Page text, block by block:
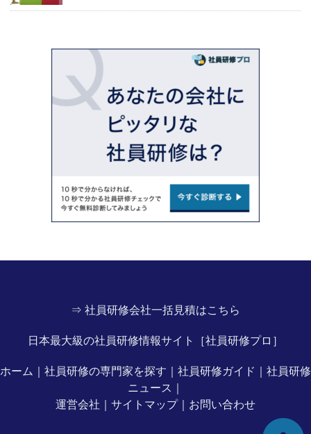
⇒ 社員研修会社一括見積はこちら
日本最大級の社員研修情報サイト［社員研修プロ］
ホーム 社員研修の専門家を探す 社員研修ガイド
社員研修
ニュース
運営会社
サイトマップ｜ お問い合わせ